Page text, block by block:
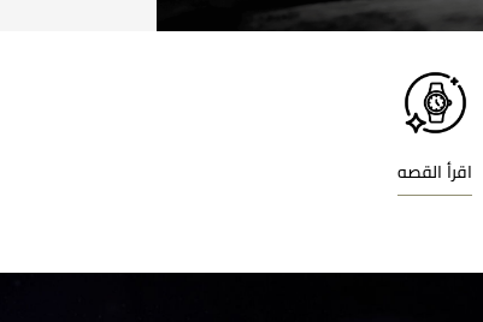
اقرأ القصه